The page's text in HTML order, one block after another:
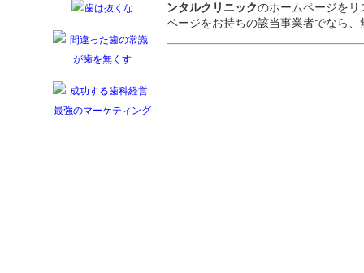
ンタルクリニックのホームページを
ページをお持ちの該当事業者でなら